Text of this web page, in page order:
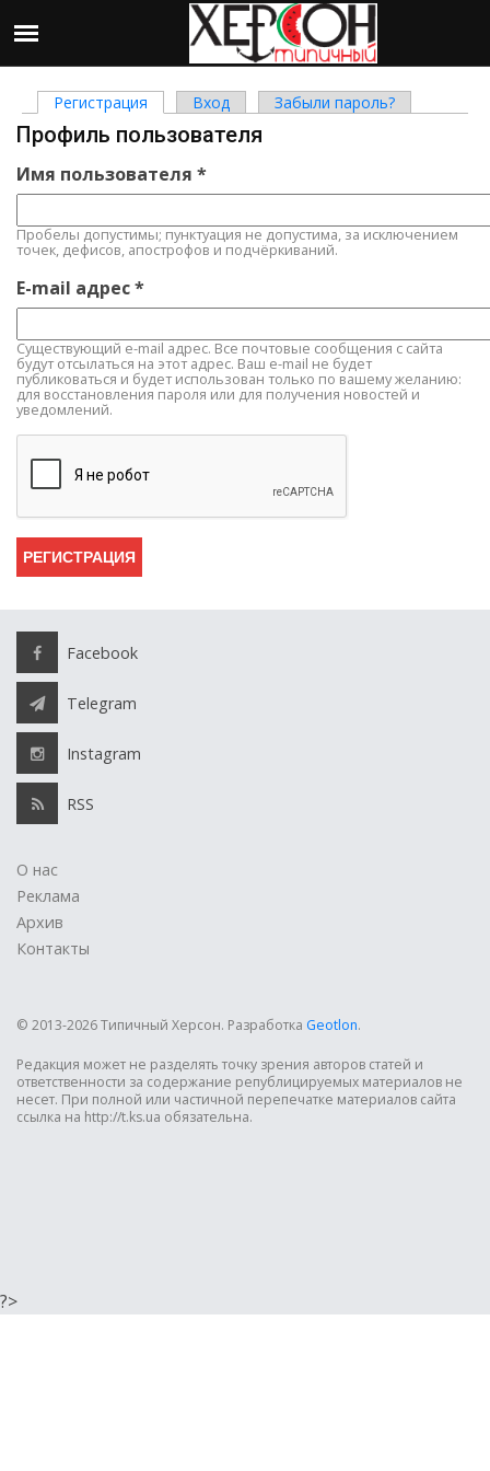
Главные вкладки
Регистрация (активная вкладка)
Вход Забыли пароль?
Профиль пользователя
Имя пользователя *
Пробелы допустимы; пунктуация не допустима, за исключением
точек, дефисов, апострофов и подчёркиваний.
E-mail адрес*
Существующий e-mail адрес. Все почтовые сообщения с сайта
будут отсылаться на этот адрес. Ваш e-mail не будет
публиковаться и будет использован только по вашему желанию:
для восстановления пароля или для получения новостей и
уведомлений.
Facebook
Telegram
Instagram
RSS
О нас
Реклама
Архив
Контакты
© 2013-2026 Типичный Херсон. Разработка Geotlon.
Редакция может не разделять точку зрения авторов статей и
ответственности за содержание републицируемых материалов не
несет. При полной или частичной перепечатке материалов сайта
ссылка на http://t.ks.ua обязательна.
?>